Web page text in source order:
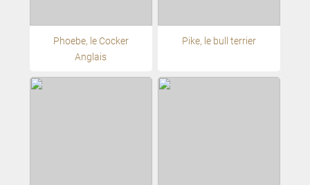
Phoebe, le Cocker
Anglais
Pike, le bull terrier